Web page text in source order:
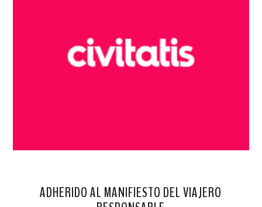
ADHERIDO AL MANIFIESTO DEL VIAJERO